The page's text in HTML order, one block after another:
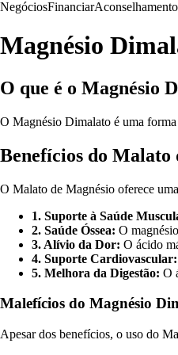
NegóciosFinanciarAconselhamento
Magnésio
O que é o Magnésio
O Magnésio Dimalato é uma
Benefícios do Malato
O Malato de Magnésio oferece
1. Suporte à Saúde
2. Saúde Óssea: O
3. Alívio da Dor: O ácido
4. Suporte Cardiovascular:
5. Melhora da Digestão: O
Malefícios do Magnésio
Apesar dos benefícios, o uso do